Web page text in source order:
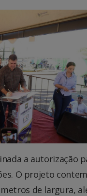
a
O projeto
de largura,